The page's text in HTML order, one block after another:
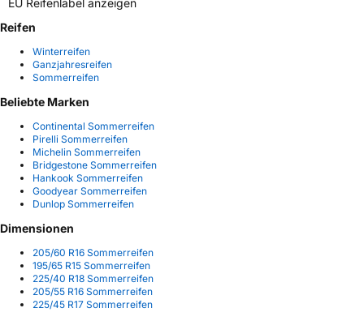
EU Reifenlabel anzeigen
Reifen
Winterreifen
Ganzjahresreifen
Sommerreifen
Beliebte Marken
Continental Sommerreifen
Pirelli Sommerreifen
Michelin Sommerreifen
Bridgestone Sommerreifen
Hankook Sommerreifen
Goodyear Sommerreifen
Dunlop Sommerreifen
Dimensionen
205/60 R16 Sommerreifen
195/65 R15 Sommerreifen
225/40 R18 Sommerreifen
205/55 R16 Sommerreifen
225/45 R17 Sommerreifen